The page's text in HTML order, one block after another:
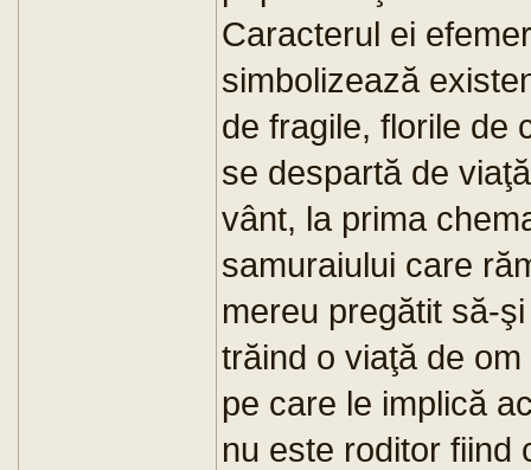
Caracterul ei
simbolizează
de fragile, florile de
se despartă de
vânt, la prima
samuraiului care
mereu pregătit să-
trăind o viaţă de
pe care le implică
nu este roditor fiind